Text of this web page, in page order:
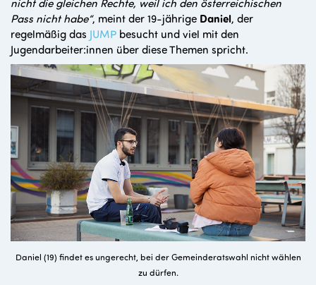
Pass nicht habe“, meint der 19-jährige Daniel, der
regelmäßig das JUMP besucht und viel mit den
Jugendarbeiter:innen über diese Themen spricht.
Daniel (19) findet es ungerecht, bei der Gemeinderatswahl nicht wählen
zu dürfen.